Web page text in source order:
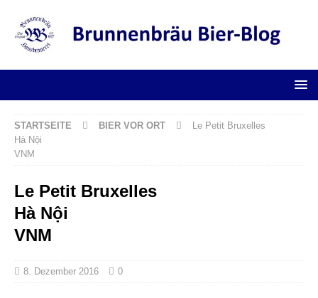
STARTSEITE BIER VOR ORT
Le Petit Bruxelles
Hà Nội
VNM
Le Petit Bruxelles
Hà Nội
VNM
8. Dezember 2016 0